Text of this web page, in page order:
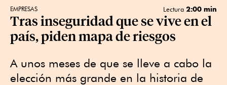
EMPRESAS Lectura 2:00 min
Tras inseguridad que se vive en el
país, piden mapa de riesgos
A unos meses de que se lleve a cabo la
elección más grande en la historia de